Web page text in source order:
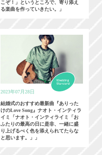
こぞ！」というところで、寄り添え
る楽曲を作っていきたい。」
2023年07月28日
結婚式のおすすめ最新曲『ありった
けのLove Song』ナオト・インティラ
イミ「ナオト・インティライミ「お
ふたりの最高の日に是非、一緒に盛
り上げるべく色を添えられてたらな
と思います。」」